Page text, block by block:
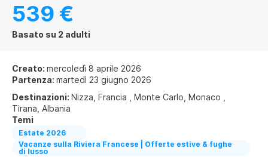
539 €
Basato su 2 adulti
Creato: mercoledì 8 aprile 2026
Partenza: martedì 23 giugno 2026
Destinazioni: Nizza, Francia , Monte Carlo, Monaco ,
Tirana, Albania
Temi
Estate 2026
Vacanze sulla Riviera Francese | Offerte estive & fughe
di lusso